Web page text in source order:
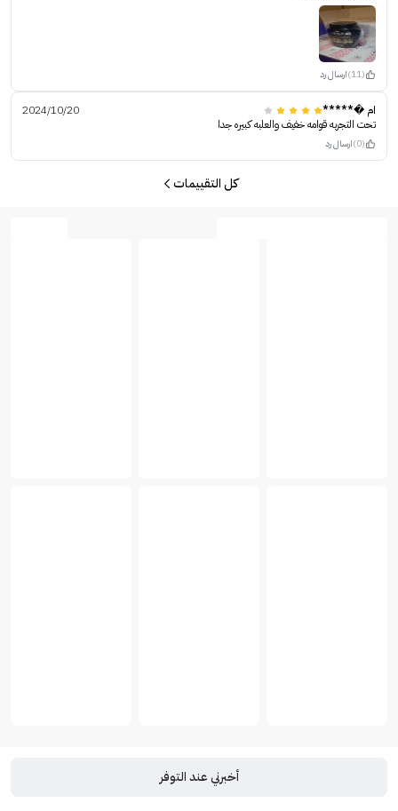
(11) ارسال رد
ام �*****
2024/10/20
تحت التجربه قوامه خفيف والعلبه كبيره جدا
(0) ارسال رد
كل التقييمات
أخبرني عند التوفر